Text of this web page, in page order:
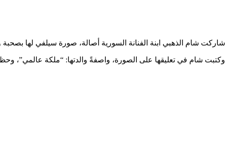
شاركت شام الذهبي ابنة الفنانة السورية أصالة، صورة سيلفي لها
وكتبت شام في تعليقها على الصورة، واصفةً والدتها: “ملكة عالمي”،